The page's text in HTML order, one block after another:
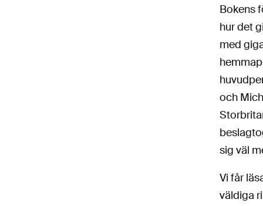
Bokens
hur det
med
och
sig väl
Vi får
väldiga